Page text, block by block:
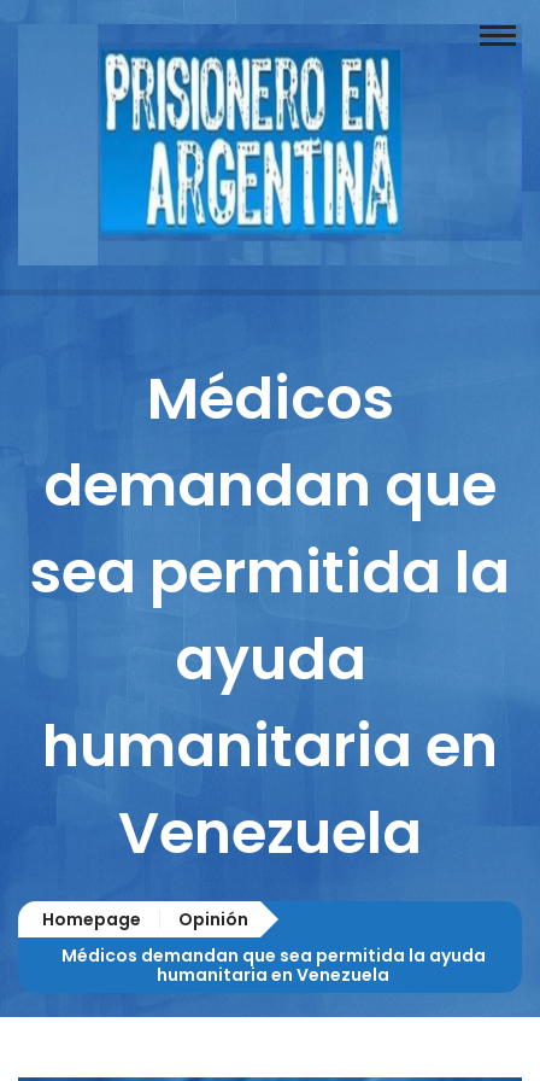
Buscador
Documentos
Columnistas
Médicos
demandan que
sea permitida la
ayuda
humanitaria en
Venezuela
Homepage
Opinión
Médicos demandan que sea permitida la ayuda
humanitaria en Venezuela